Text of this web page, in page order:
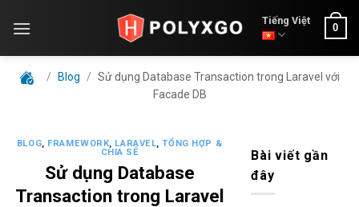
Tiếng Việt
0
/ Blog / Sử dụng Database Transaction trong Laravel với
Facade DB
BLOG, FRAMEWORK, LARAVEL,TỔNG HỢP &
CHIA SẺ
Sử dụng Database
Transaction trong Laravel
Bài viết gần
đây